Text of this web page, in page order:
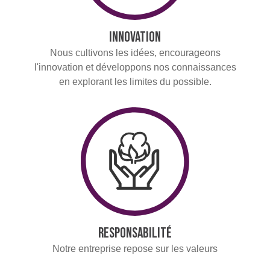
Innovation
Nous cultivons les idées, encourageons
l'innovation et développons nos connaissances
en explorant les limites du possible.
Responsabilité
Notre entreprise repose sur les valeurs